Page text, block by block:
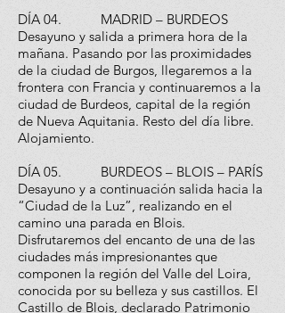
DÍA 04. MADRID – BURDEOS
Desayuno y salida a primera hora de la
mañana. Pasando por las proximidades
de la ciudad de Burgos, llegaremos a la
frontera con Francia y continuaremos a la
ciudad de Burdeos, capital de la región
de Nueva Aquitania. Resto del día libre.
Alojamiento.
DÍA 05. BURDEOS – BLOIS – PARÍS
Desayuno y a continuación salida hacia la
“Ciudad de la Luz”, realizando en el
camino una parada en Blois.
Disfrutaremos del encanto de una de las
ciudades más impresionantes que
componen la región del Valle del Loira,
conocida por su belleza y sus castillos. El
Castillo de Blois, declarado Patrimonio